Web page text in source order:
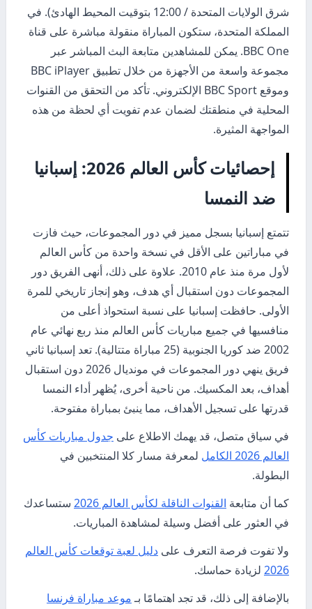
شرق الولايات المتحدة / 12:00 بتوقيت المحيط الهادئ). في
المملكة المتحدة، ستكون المباراة منقولة مباشرة على قناة
BBC One. يمكن للمشاهدين متابعة البث المباشر عبر
مجموعة واسعة من الأجهزة من خلال تطبيق BBC iPlayer
وموقع BBC Sport الإلكتروني. تأكد من التحقق من القنوات
المحلية في منطقتك لضمان عدم تفويت أي لحظة من هذه
المواجهة المثيرة.
إحصائيات كأس العالم 2026: إسبانيا
ضد النمسا
تتمتع إسبانيا بسجل مميز في دور المجموعات، حيث فازت
في مباراتين على الأقل في نسخة واحدة من كأس العالم
لأول مرة منذ عام 2010. علاوة على ذلك، أنهى الفريق دور
المجموعات دون استقبال أي هدف، وهو إنجاز تاريخي للمرة
الأولى. حافظت إسبانيا على نسبة استحواذ أعلى من
منافسيها في جميع مباريات كأس العالم منذ ربع نهائي عام
2002 ضد كوريا الجنوبية (25 مباراة متتالية). تعد إسبانيا ثاني
فريق ينهي دور المجموعات في مونديال 2026 دون استقبال
أهداف، بعد المكسيك. من ناحية أخرى، يُظهر أداء النمسا
قدرتها على تسجيل الأهداف، مما ينبئ بمباراة مفتوحة.
في سياق متصل، قد يهمك الاطلاع على جدول مباريات كأس
العالم 2026 الكامل
لمعرفة مسار كلا المنتخبين في
البطولة.
كما أن متابعة القنوات الناقلة لكأس العالم 2026
ستساعدك
في العثور على أفضل وسيلة لمشاهدة المباريات.
ولا تفوت فرصة التعرف على دليل لعبة توقعات كأس العالم
2026 لزيادة حماسك.
بالإضافة إلى ذلك، قد تجد اهتمامًا بـموعد مباراة فرنسا